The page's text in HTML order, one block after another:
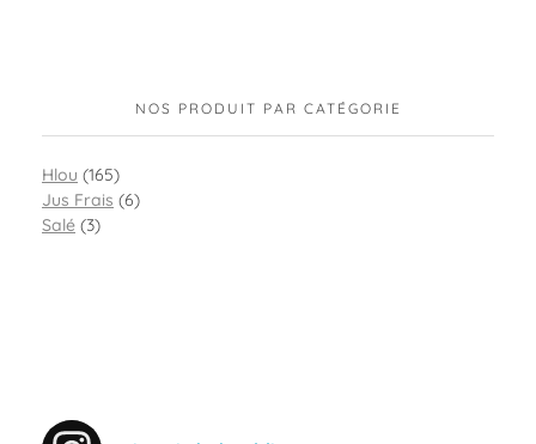
NOS PRODUIT PAR CATÉGORIE
Hlou (165)
Jus Frais (6)
Salé (3)